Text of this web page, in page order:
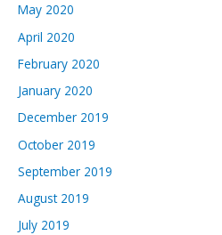
May 2020
April 2020
February 2020
January 2020
December 2019
October 2019
September 2019
August 2019
July 2019